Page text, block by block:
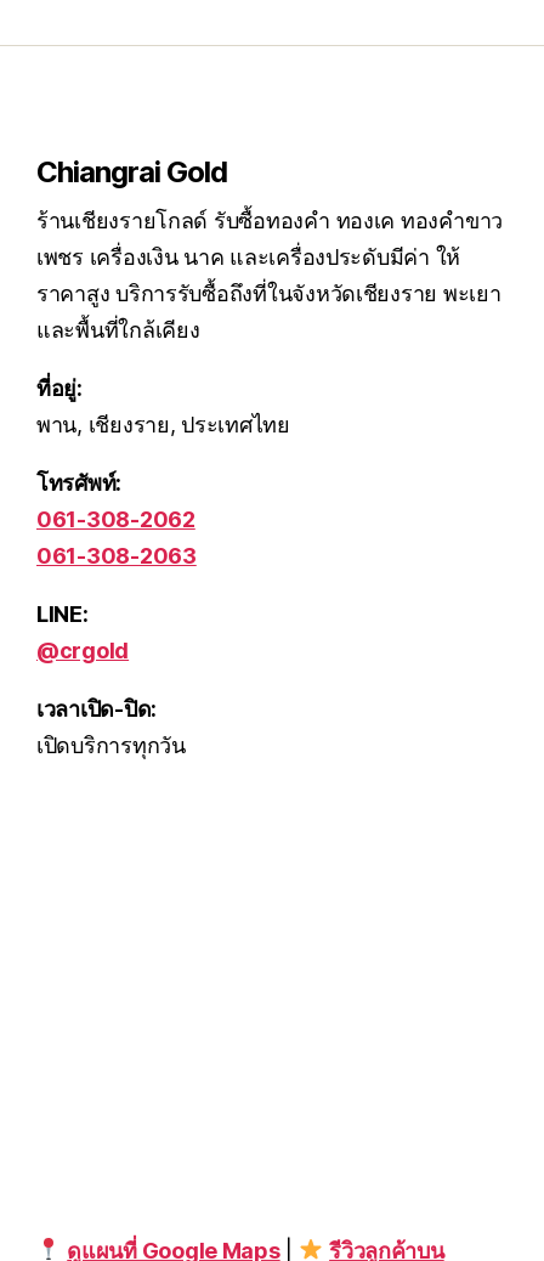
Chiangrai Gold
ร้านเชียงรายโกลด์ รับซื้อทองคำ ทองเค ทองคำขาว
เพชร เครื่องเงิน นาค และเครื่องประดับมีค่า ให้
ราคาสูง บริการรับซื้อถึงที่ในจังหวัดเชียงราย พะเยา
และพื้นที่ใกล้เคียง
ที่อยู่:
พาน, เชียงราย, ประเทศไทย
โทรศัพท์:
061-308-2062
061-308-2063
LINE:
@crgold
เวลาเปิด-ปิด:
เปิดบริการทุกวัน
ดูแผนที่ Google Maps|
รีวิวลูกค้าบน